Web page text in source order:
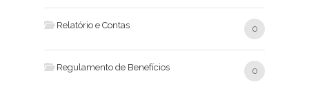
Relatório e Contas 0
Regulamento de Benefícios 0